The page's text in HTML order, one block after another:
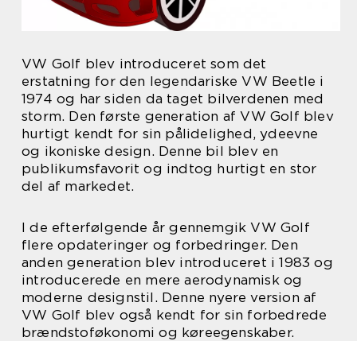
VW Golf blev introduceret som det
erstatning for den legendariske VW Beetle i
1974 og har siden da taget bilverdenen med
storm. Den første generation af VW Golf blev
hurtigt kendt for sin pålidelighed, ydeevne
og ikoniske design. Denne bil blev en
publikumsfavorit og indtog hurtigt en stor
del af markedet.
I de efterfølgende år gennemgik VW Golf
flere opdateringer og forbedringer. Den
anden generation blev introduceret i 1983 og
introducerede en mere aerodynamisk og
moderne designstil. Denne nyere version af
VW Golf blev også kendt for sin forbedrede
brændstoføkonomi og køreegenskaber.